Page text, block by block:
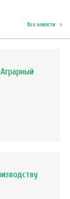
Все новости